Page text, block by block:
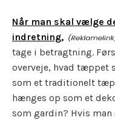
Når man skal vælge
indretning,
tage i betragtning.
overveje, hvad tæppet
som et traditionelt
hænges op som et
som gardin? Hvis